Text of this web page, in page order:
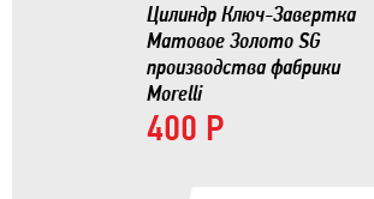
Цилиндр Ключ-Завертка
Матовое Золото SG
производства фабрики
Morelli
400 Р